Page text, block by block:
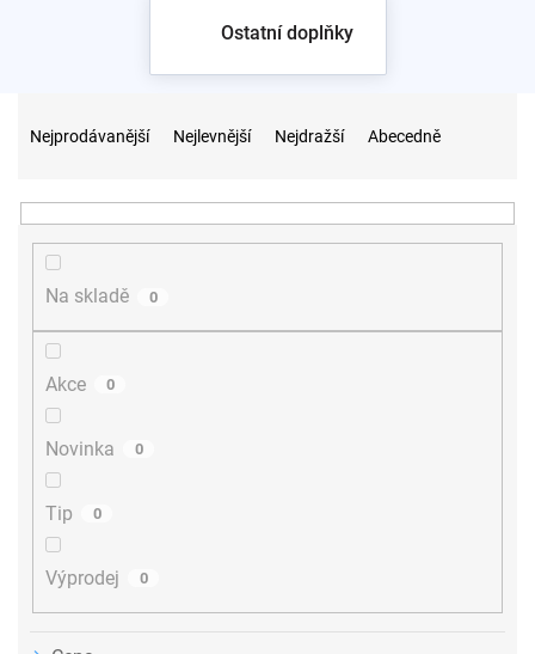
Ostatní doplňky
n
Nejprodávanější Nejlevnější Nejdražší Abecedně
Na skladě 0
Akce 0
Novinka 0
Tip 0
Výprodej 0